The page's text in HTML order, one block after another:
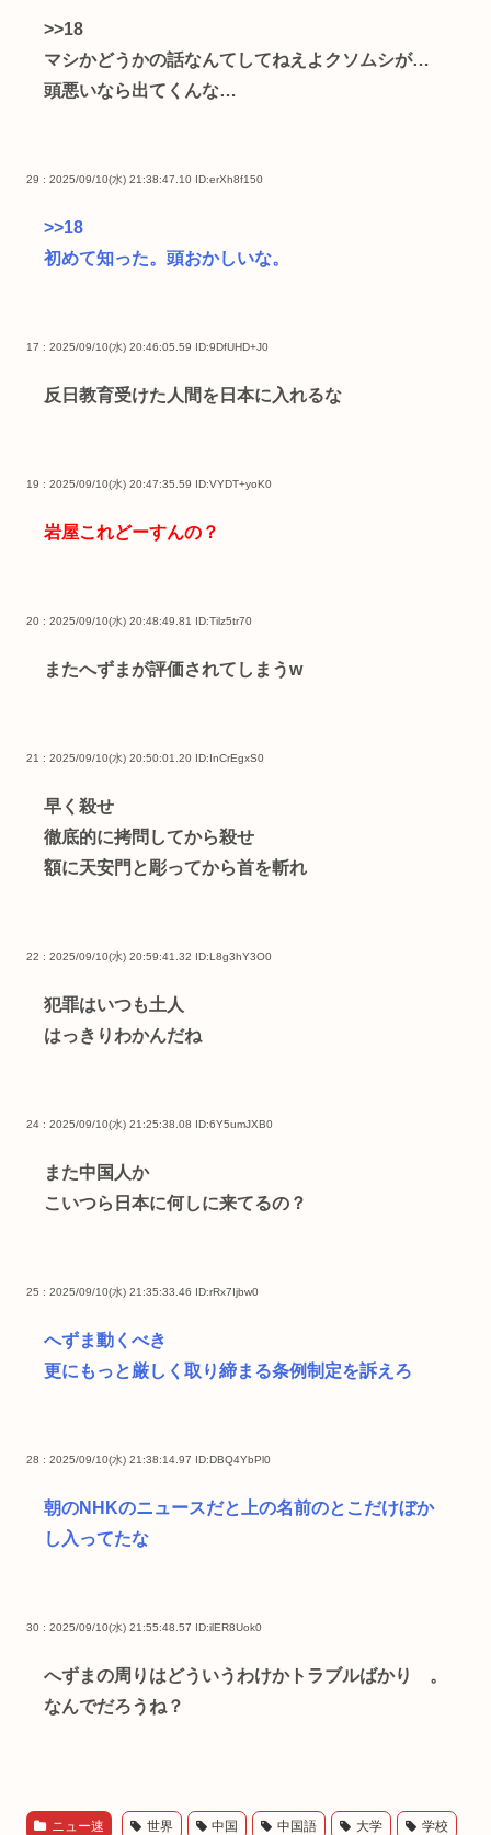
>>18
マシかどうかの話なんてしてねえよクソムシが…
頭悪いなら出てくんな…
29 : 2025/09/10(水) 21:38:47.10 ID:erXh8f150
>>18
初めて知った。頭おかしいな。
17 : 2025/09/10(水) 20:46:05.59 ID:9DfUHD+J0
反日教育受けた人間を日本に入れるな
19 : 2025/09/10(水) 20:47:35.59 ID:VYDT+yoK0
岩屋これどーすんの？
20 : 2025/09/10(水) 20:48:49.81 ID:Tilz5tr70
またへずまが評価されてしまうw
21 : 2025/09/10(水) 20:50:01.20 ID:InCrEgxS0
早く殺せ
徹底的に拷問してから殺せ
額に天安門と彫ってから首を斬れ
22 : 2025/09/10(水) 20:59:41.32 ID:L8g3hY3O0
犯罪はいつも土人
はっきりわかんだね
24 : 2025/09/10(水) 21:25:38.08 ID:6Y5umJXB0
また中国人か
こいつら日本に何しに来てるの？
25 : 2025/09/10(水) 21:35:33.46 ID:rRx7Ijbw0
へずま動くべき
更にもっと厳しく取り締まる条例制定を訴えろ
28 : 2025/09/10(水) 21:38:14.97 ID:DBQ4YbPl0
朝のNHKのニュースだと上の名前のとこだけぼか
し入ってたな
30 : 2025/09/10(水) 21:55:48.57 ID:ilER8Uok0
へずまの周りはどういうわけかトラブルばかり 。
なんでだろうね？
ニュー速 世界 中国 中国語 大学 学校